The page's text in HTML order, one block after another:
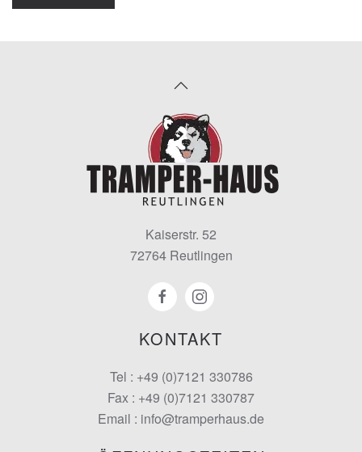
KONTAKT
Tel : +49 (0)7121 330786
Fax : +49 (0)7121 330787
Email : info@tramperhaus.de
Kaiserstr. 52
72764 Reutlingen